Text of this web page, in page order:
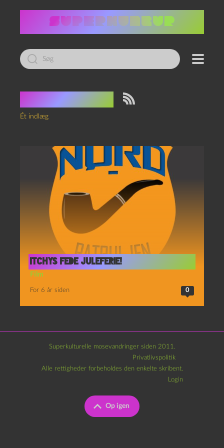
Led
efter:
Special
Ét indlæg
Itchys fede juleferie!
Film
For 6 år siden 0
Superkulturelle mosevandringer siden 2011.
Privatlivspolitik
Op igen
Alle rettigheder forbeholdes den enkelte skribent.
Login